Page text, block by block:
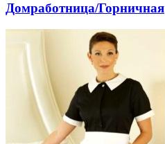
Домработница/Горничная